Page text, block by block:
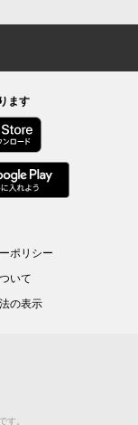
ます
ポリシー
いて
の表示
す。